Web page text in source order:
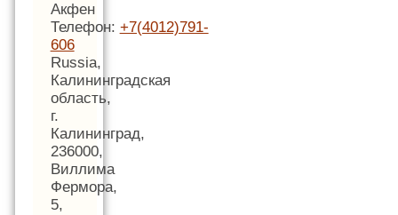
Акфен
Телефон: +7(4012)791-
606
Russia,
Калининградская
область,
г.
Калининград,
236000,
Виллима
Фермора,
5,